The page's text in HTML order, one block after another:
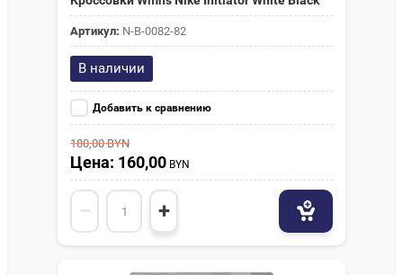
Артикул: N-В-0082-82
В наличии
Добавить к сравнению
180,00BYN
Цена: 160,00 BYN
− +